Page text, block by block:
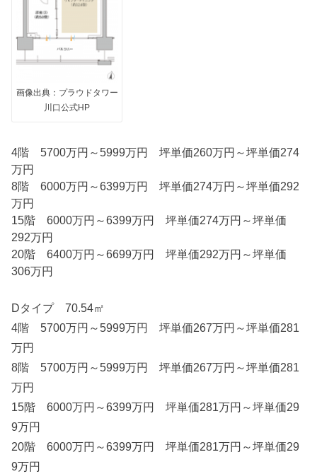
画像出典：プラウドタワー
川口公式HP
4階 5700万円～5999万円 坪単価260万円～坪単価274
万円
8階 6000万円～6399万円 坪単価274万円～坪単価292
万円
15階 6000万円～6399万円 坪単価274万円～坪単価
292万円
20階 6400万円～6699万円 坪単価292万円～坪単価
306万円
Dタイプ 70.54㎡
4階 5700万円～5999万円 坪単価267万円～坪単価281
万円
8階 5700万円～5999万円 坪単価267万円～坪単価281
万円
15階 6000万円～6399万円 坪単価281万円～坪単価29
9万円
20階 6000万円～6399万円 坪単価281万円～坪単価29
9万円